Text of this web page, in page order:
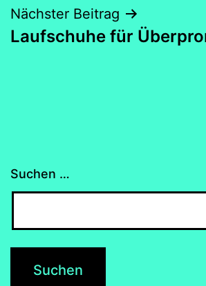
Nächster Beitrag
Laufschuhe für
Suchen …